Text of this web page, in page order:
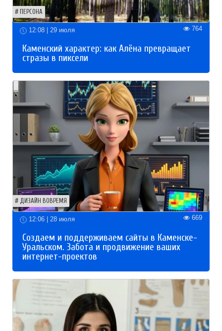
ПЕРСОНА
12:08 | 29 июля 764
Каменский характер: как Алёна превращает
стразы в пиксели
ДИЗАЙН ВОВРЕМЯ
12:06 | 28 июля 669
Создаем и поддерживаем сайты в Каменске-
Уральском. Забота и продвижение ваших
интернет-проектов